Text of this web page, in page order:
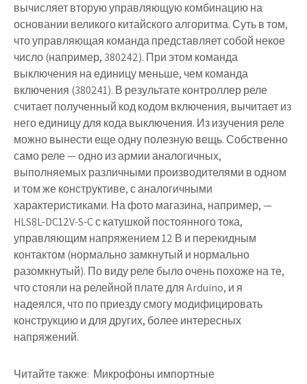
вычисляет вторую управляющую комбинацию на
основании великого китайского алгоритма. Суть в том,
что управляющая команда представляет собой некое
число (например, 380242). При этом команда
выключения на единицу меньше, чем команда
включения (380241). В результате контроллер реле
считает полученный код кодом включения, вычитает из
него единицу для кода выключения. Из изучения реле
можно вынести еще одну полезную вещь. Собственно
само реле — одно из армии аналогичных,
выполняемых различными производителями в одном
и том же конструктиве, с аналогичными
характеристиками. На фото магазина, например, —
HLS8L-DC12V-S-C с катушкой постоянного тока,
управляющим напряжением 12 В и перекидным
контактом (нормально замкнутый и нормально
разомкнутый). По виду реле было очень похоже на те,
что стояли на релейной плате для Arduino, и я
надеялся, что по приезду смогу модифицировать
конструкцию и для других, более интересных
напряжений.
Читайте также: Микрофоны импортные